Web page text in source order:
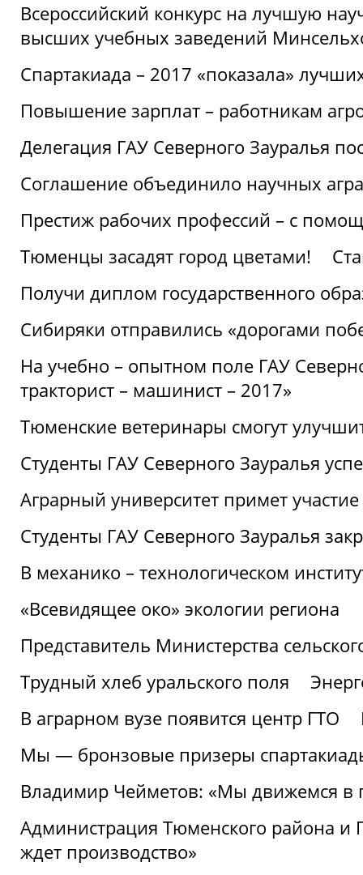
Всероссийский конкурс на лучшую
высших учебных заведений
Спартакиада – 2017 «показала»
Повышение зарплат – работникам
Делегация ГАУ Северного Зауралья
Соглашение объединило научных
Престиж рабочих профессий – с
Тюменцы засадят город цветами!
Получи диплом государственного
Сибиряки отправились «дорогами
На учебно – опытном поле ГАУ
тракторист – машинист – 2017»
Тюменские ветеринары смогут
Студенты ГАУ Северного Зауралья
Аграрный университет примет
Студенты ГАУ Северного Зауралья
В механико – технологическом
«Всевидящее око» экологии региона
Представитель Министерства
Трудный хлеб уральского поля
В аграрном вузе появится центр ГТО
Мы — бронзовые призеры
Владимир Чейметов: «Мы движемся в
Администрация Тюменского района и
ждет производство»